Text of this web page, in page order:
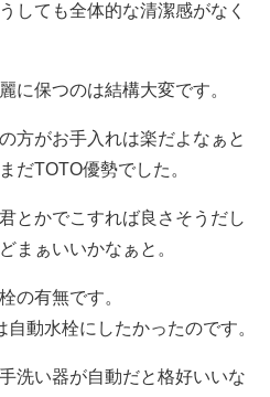
しても全体的な清潔感がなく
に保つのは結構大変です。
方がお手入れは楽だよなぁと
だTOTO優勢でした。
とかでこすれば良さそうだし
まぁいいかなぁと。
の有無です。
動水栓にしたかったのです。
洗い器が自動だと格好いいな